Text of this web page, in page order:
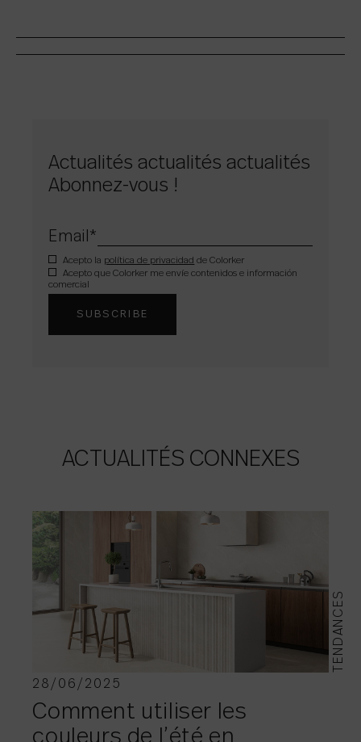
Actualités actualités actualités
Abonnez-vous !
Email *
Acepto la política de privacidad de Colorker
Acepto que Colorker me envíe contenidos e información
comercial
ACTUALITÉS CONNEXES
TENDANCES
28/06/2025
Comment utiliser les
couleurs de l’été en